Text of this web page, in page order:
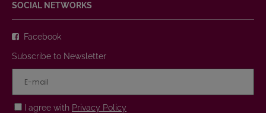
SOCIAL NETWORKS
Facebook
Subscribe to Newsletter
I agree with Privacy Policy